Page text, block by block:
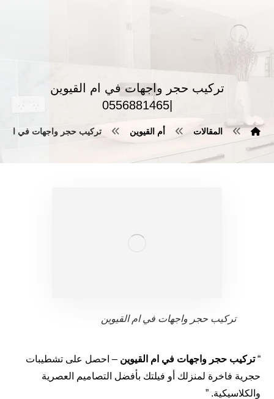
تركيب حجر واجهات في ام القيوين
|0556881465
المقالات أم القيوين تركيب حجر واجهات في ام القيوين
تركيب حجر واجهات في ام القيوين
“تركيب حجر واجهات في ام القيوين – احصل على تشطيبات
حجرية فاخرة لمنزلك أو فيلتك بأفضل التصاميم العصرية
والكلاسيكية. ”